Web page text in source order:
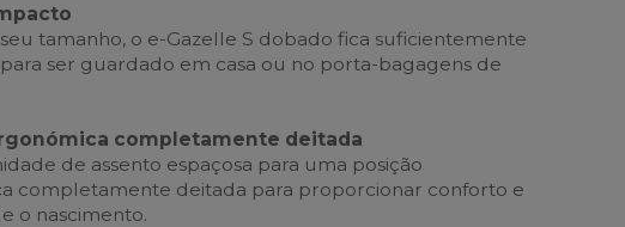
tamanho, o e-Gazelle S dobado fica suficientemente
ser guardado em casa ou no porta-bagagens de
completamente deitada
de assento espaçosa para uma posição
completamente deitada para proporcionar conforto e
o nascimento.